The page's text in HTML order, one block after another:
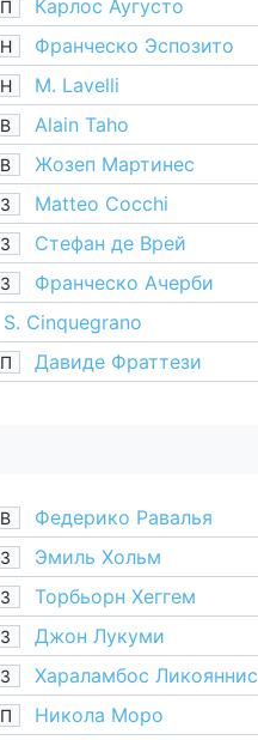
П Карлос Аугусто
Н Франческо Эспозито
Н M. Lavelli
В
Alain Taho
В
Жозеп Мартинес
З
Matteo Cocchi
З
Стефан де Врей
З
Франческо Ачерби
S. Cinquegrano
П Давиде Фраттези
В Федерико Равалья
З Эмиль Хольм
З Торбьорн Хеггем
З Джон Лукуми
З Хараламбос Ликояннис
П Никола Моро